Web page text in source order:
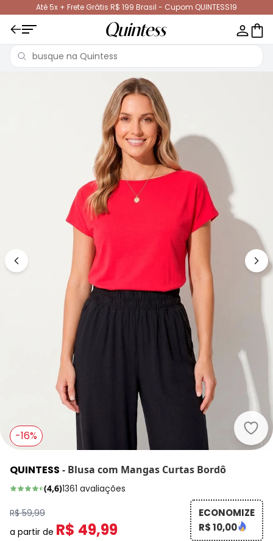
Até 5x + Frete Grátis R$ 199 Brasil - Cupom QUINTESS19
-16%
QUINTESS - Blusa com Mangas Curtas Bordô
(4,6)1361 avaliações
R$ 59,99
a partir de R$ 49,99
ECONOMIZE
R$ 10,00